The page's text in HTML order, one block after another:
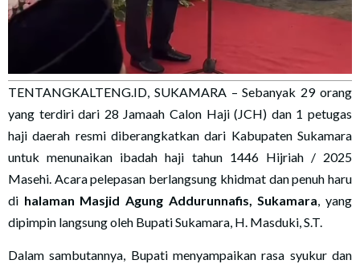
TENTANGKALTENG.ID, SUKAMARA – Sebanyak 29 orang
yang terdiri dari 28 Jamaah Calon Haji (JCH) dan 1 petugas
haji daerah resmi diberangkatkan dari Kabupaten Sukamara
untuk menunaikan ibadah haji tahun 1446 Hijriah / 2025
Masehi. Acara pelepasan berlangsung khidmat dan penuh haru
di halaman Masjid Agung Addurunnafis, Sukamara, yang
dipimpin langsung oleh Bupati Sukamara, H. Masduki, S.T.
Dalam sambutannya, Bupati menyampaikan rasa syukur dan